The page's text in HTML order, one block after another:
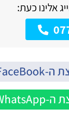
אלינו כעת: